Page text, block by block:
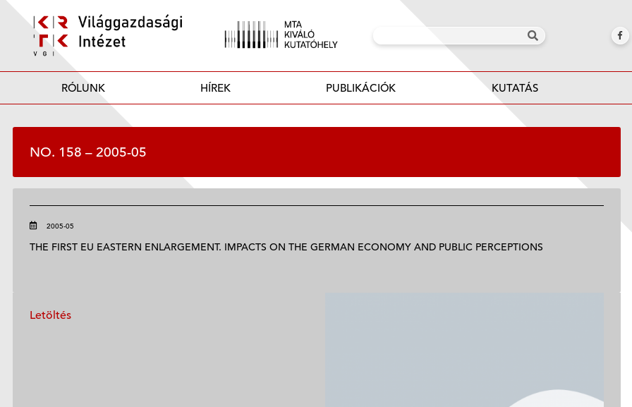
RÓLUNK HÍREK PUBLIKÁCIÓK KUTATÁS
NO. 158 – 2005-05
2005-05
THE FIRST EU EASTERN ENLARGEMENT. IMPACTS ON THE GERMAN ECONOMY AND PUBLIC PERCEPTIONS
Letöltés